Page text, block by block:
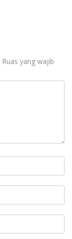
Ruas yang wajib